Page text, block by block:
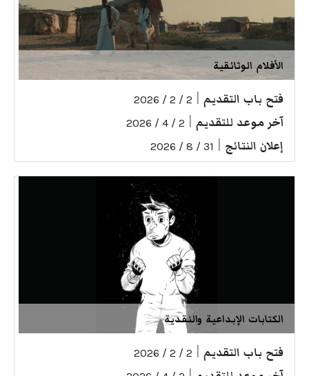
الأفلام الوثائقية
فتح باب التقديم 2 / 2 / 2026
آخر موعد للتقديم 2 / 4 / 2026
إعلان النتائج 31 / 8 / 2026
الكتابات الإبداعية والنقدية
فتح باب التقديم 2 / 2 / 2026